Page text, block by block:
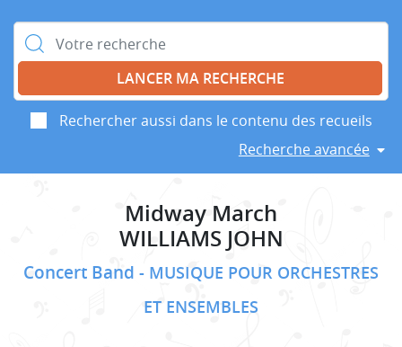
Rechercher :
Rechercher aussi dans le contenu des recueils
Recherche avancée
Midway March
WILLIAMS JOHN
Concert Band
MUSIQUE POUR ORCHESTRES
ET ENSEMBLES